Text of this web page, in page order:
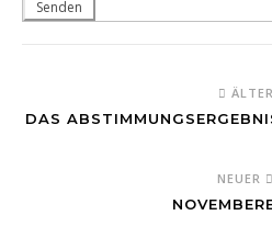
ÄLTER
DAS
NEUER